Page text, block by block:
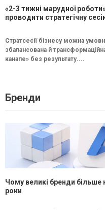
«2-3 тижні марудної
проводити стратегічну
Стратсесії бізнесу можна
збалансована й
канапе» без результату....
Бренди
Чому великі бренди
роки